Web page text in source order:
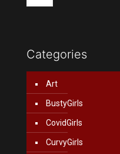
Categories
Art
BustyGirls
CovidGirls
CurvyGirls